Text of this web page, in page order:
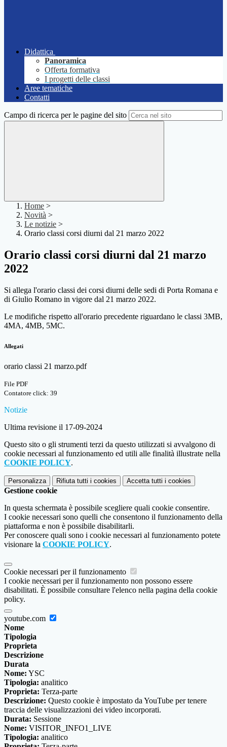
Didattica
Panoramica
Offerta formativa
I progetti delle classi
Aree tematiche
Contatti
Campo di ricerca per le pagine del sito
Home >
Novità >
Le notizie >
Orario classi corsi diurni dal 21 marzo 2022
Orario classi corsi diurni dal 21 marzo
2022
Si allega l'orario classi dei corsi diurni delle sedi di Porta Romana e
di Giulio Romano in vigore dal 21 marzo 2022.
Le modifiche rispetto all'orario precedente riguardano le classi 3MB,
4MA, 4MB, 5MC.
Allegati
orario classi 21 marzo.pdf
File PDF
Contatore click: 39
Notizie
Ultima revisione il 17-09-2024
Questo sito o gli strumenti terzi da questo utilizzati si avvalgono di
cookie necessari al funzionamento ed utili alle finalità illustrate nella
COOKIE POLICY.
Personalizza Rifiuta tutti i cookies Accetta tutti i cookies
Gestione cookie
In questa schermata è possibile scegliere quali cookie consentire.
I cookie necessari sono quelli che consentono il funzionamento della
piattaforma e non è possibile disabilitarli.
Per conoscere quali sono i cookie necessari al funzionamento potete
visionare la COOKIE POLICY.
Cookie necessari per il funzionamento
I cookie necessari per il funzionamento non possono essere
disabilitati. È possibile consultare l'elenco nella pagina della cookie
policy.
youtube.com
Nome
Tipologia
Proprieta
Descrizione
Durata
Nome: YSC
Tipologia: analitico
Proprieta: Terza-parte
Descrizione: Questo cookie è impostato da YouTube per tenere
traccia delle visualizzazioni dei video incorporati.
Durata: Sessione
Nome: VISITOR_INFO1_LIVE
Tipologia: analitico